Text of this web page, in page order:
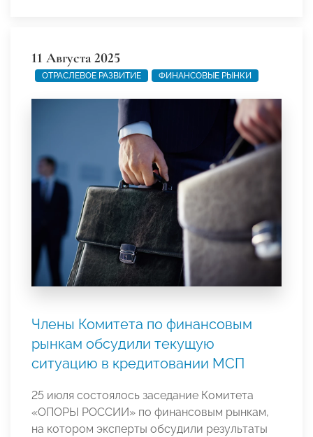
11 Августа 2025
ОТРАСЛЕВОЕ РАЗВИТИЕ ФИНАНСОВЫЕ РЫНКИ
Члены Комитета по финансовым
рынкам обсудили текущую
ситуацию в кредитовании МСП
25 июля состоялось заседание Комитета
«ОПОРЫ РОССИИ» по финансовым рынкам,
на котором эксперты обсудили результаты